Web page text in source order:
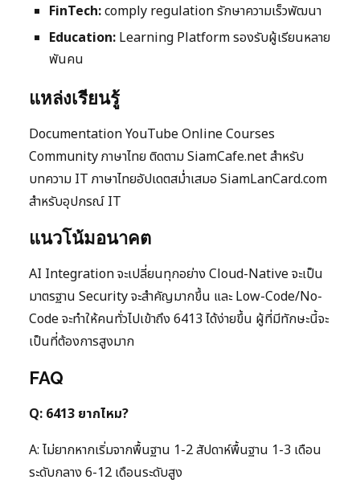
FinTech:comply regulation รักษาความเร็วพัฒนา
Education: Learning Platform รองรับผู้เรียนหลาย
พันคน
แหล่งเรียนรู้
Documentation YouTube Online Courses
Community ภาษาไทย ติดตาม SiamCafe.net สำหรับ
บทความ IT ภาษาไทยอัปเดตสม่ำเสมอ SiamLanCard.com
สำหรับอุปกรณ์ IT
แนวโน้มอนาคต
AI Integration จะเปลี่ยนทุกอย่าง Cloud-Native จะเป็น
มาตรฐาน Security จะสำคัญมากขึ้น และ Low-Code/No-
Code จะทำให้คนทั่วไปเข้าถึง 6413 ได้ง่ายขึ้น ผู้ที่มีทักษะนี้จะ
เป็นที่ต้องการสูงมาก
FAQ
Q: 6413 ยากไหม?
A: ไม่ยากหากเริ่มจากพื้นฐาน 1-2 สัปดาห์พื้นฐาน 1-3 เดือน
ระดับกลาง 6-12 เดือนระดับสูง